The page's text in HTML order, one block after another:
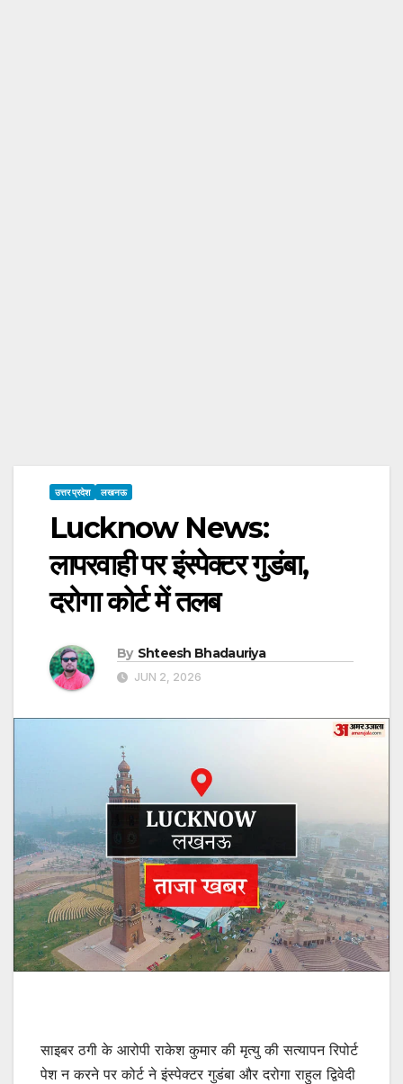
उत्तर प्रदेश लखनऊ
Lucknow News:
लापरवाही पर इंस्पेक्टर गुडंबा,
दरोगा कोर्ट में तलब
By Shteesh Bhadauriya
JUN 2, 2026
साइबर ठगी के आरोपी राकेश कुमार की मृत्यु की सत्यापन रिपोर्ट
पेश न करने पर कोर्ट ने इंस्पेक्टर गुडंबा और दरोगा राहुल द्विवेदी